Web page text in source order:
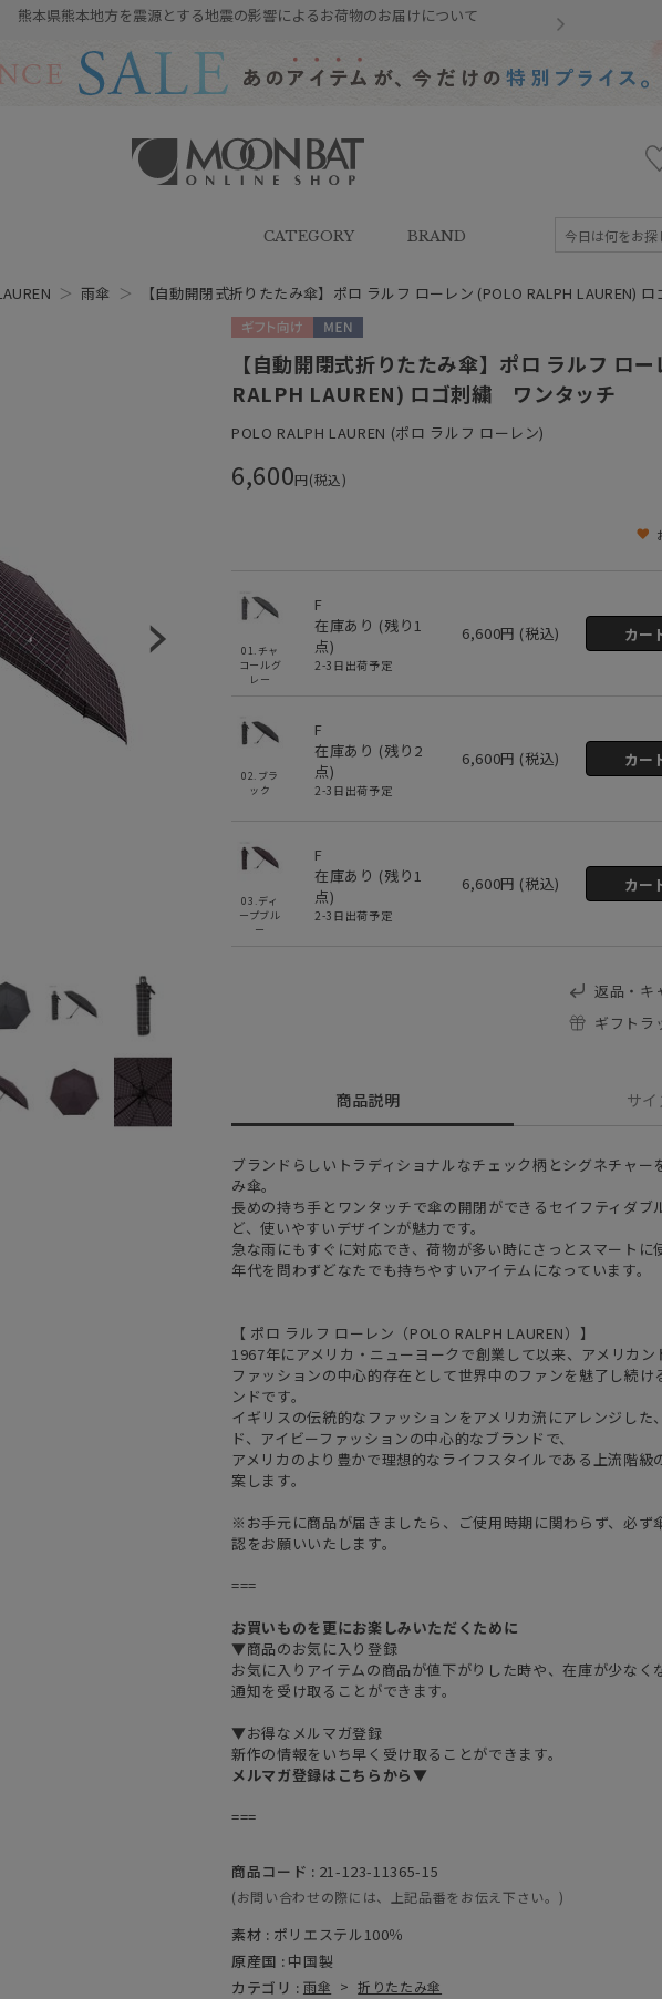
熊本県熊本地方を震源とする地震の影響によるお荷物のお届けについて
SHOP（ムーンバットオンラインシ
CATEGORY BRAND
＞ 雨傘 ＞ 【自動開閉式折りたたみ傘】ポロ ラルフ ローレン (POLO RALPH LAUREN)
【自動開閉式折りたたみ傘】ポロ ラルフ ロ
RALPH LAUREN) ロゴ刺繍 ワンタッチ
POLO RALPH LAUREN (ポロ ラルフ ローレン)
6,600円(税込)
01.チャ
コールグ
レー
F
在庫あり (残り1
点)
2-3日出荷予定
6,600円 (税込)
02.ブラ
ック
F
在庫あり (残り 2
点)
2-3日出荷予定
6,600円 (税込)
03.ディ
ープブル
ー
F
在庫あり (残り1
点)
2-3日出荷予定
6,600円 (税込)
返品・キ
ギフトラ
商品説明 サイ
ブランドらしいトラディショナルなチェック柄とシグネチャー
み傘。
長めの持ち手とワンタッチで傘の開閉ができるセイフティダブ
ど、使いやすいデザインが魅力です。
急な雨にもすぐに対応でき、荷物が多い時にさっとスマートに
年代を問わずどなたでも持ちやすいアイテムになっています。
【 ポロ ラルフ ローレン（POLO RALPH LAUREN）】
1967年にアメリカ・ニューヨークで創業して以来、アメリカン
ファッションの中心的存在として世界中のファンを魅了し続け
ンドです。
イギリスの伝統的なファッションをアメリカ流にアレンジした
ド、アイビーファッションの中心的なブランドで、
アメリカのより豊かで理想的なライフスタイルである上流階級
案します。
※お手元に商品が届きましたら、ご使用時期に関わらず、必ず
認をお願いいたします。
===
お買いものを更にお楽しみいただくために
▼商品のお気に入り登録
お気に入りアイテムの商品が値下がりした時や、在庫が少なく
通知を受け取ることができます。
▼お得なメルマガ登録
新作の情報をいち早く受け取ることができます。
メルマガ登録はこちらから▼
===
商品コード : 21-123-11365-15
(お問い合わせの際には、上記品番をお伝え下さい。)
素材 : ポリエステル100％
原産国 : 中国製
カテゴリ : 雨傘 > 折りたたみ傘